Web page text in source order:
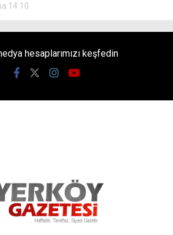
14:10
hesaplarımızı keşfedin